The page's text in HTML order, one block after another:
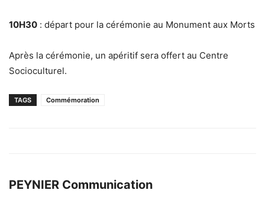
10H30 : départ pour la cérémonie au Monument aux Morts
Après la cérémonie, un apéritif sera offert au Centre
Socioculturel.
TAGS Commémoration
PEYNIER Communication